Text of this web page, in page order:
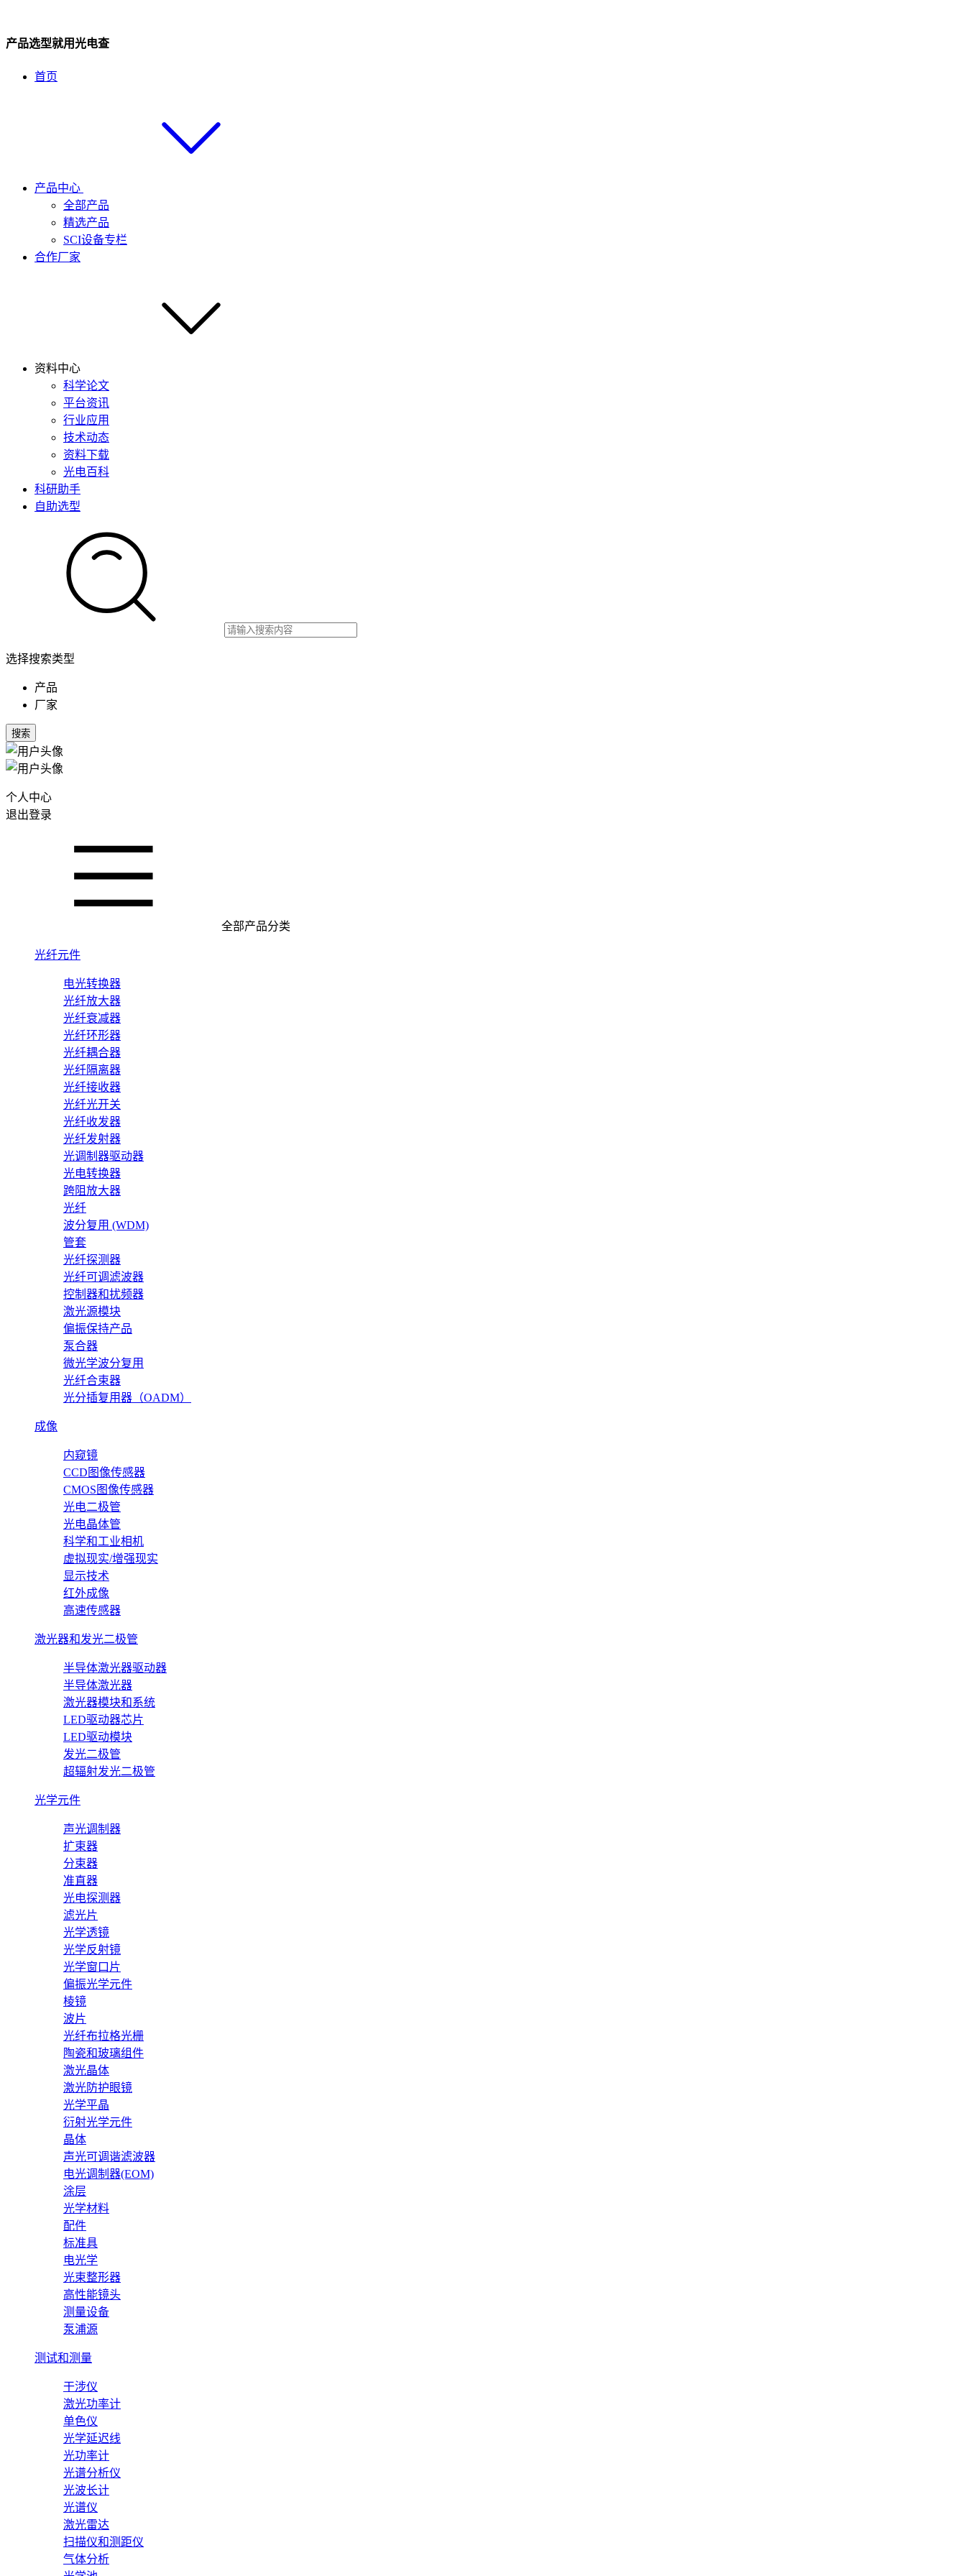
产品选型就用光电查
首页
产品中心
全部产品
精选产品
SCI设备专栏
合作厂家
资料中心
科学论文
平台资讯
行业应用
技术动态
资料下载
光电百科
科研助手
自助选型
选择搜索类型
产品
厂家
搜索
个人中心
退出登录
全部产品分类
光纤元件
电光转换器
光纤放大器
光纤衰减器
光纤环形器
光纤耦合器
光纤隔离器
光纤接收器
光纤光开关
光纤收发器
光纤发射器
光调制器驱动器
光电转换器
跨阻放大器
光纤
波分复用 (WDM)
管套
光纤探测器
光纤可调滤波器
控制器和扰频器
激光源模块
偏振保持产品
泵合器
微光学波分复用
光纤合束器
光分插复用器（OADM）
成像
内窥镜
CCD图像传感器
CMOS图像传感器
光电二极管
光电晶体管
科学和工业相机
虚拟现实/增强现实
显示技术
红外成像
高速传感器
激光器和发光二极管
半导体激光器驱动器
半导体激光器
激光器模块和系统
LED驱动器芯片
LED驱动模块
发光二极管
超辐射发光二极管
光学元件
声光调制器
扩束器
分束器
准直器
光电探测器
滤光片
光学透镜
光学反射镜
光学窗口片
偏振光学元件
棱镜
波片
光纤布拉格光栅
陶瓷和玻璃组件
激光晶体
激光防护眼镜
光学平晶
衍射光学元件
晶体
声光可调谐滤波器
电光调制器(EOM)
涂层
光学材料
配件
标准具
电光学
光束整形器
高性能镜头
测量设备
泵浦源
测试和测量
干涉仪
激光功率计
单色仪
光学延迟线
光功率计
光谱分析仪
光波长计
光谱仪
激光雷达
扫描仪和测距仪
气体分析